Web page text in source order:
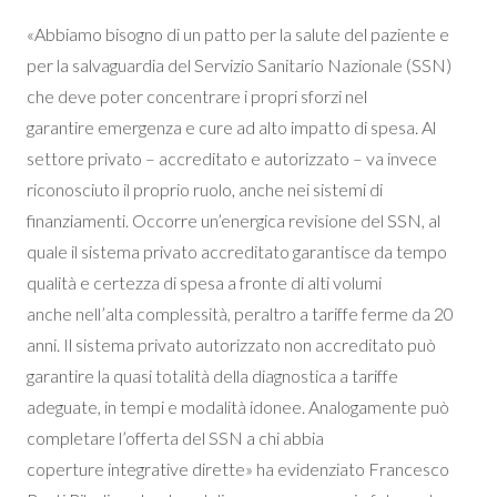
«Abbiamo bisogno di un patto per la salute del paziente e
per la salvaguardia del Servizio Sanitario Nazionale (SSN)
che deve poter concentrare i propri sforzi nel
garantire emergenza e cure ad alto impatto di spesa. Al
settore privato – accreditato e autorizzato – va invece
riconosciuto il proprio ruolo, anche nei sistemi di
finanziamenti. Occorre un’energica revisione del SSN, al
quale il sistema privato accreditato garantisce da tempo
qualità e certezza di spesa a fronte di alti volumi
anche nell’alta complessità, peraltro a tariffe ferme da 20
anni. Il sistema privato autorizzato non accreditato può
garantire la quasi totalità della diagnostica a tariffe
adeguate, in tempi e modalità idonee. Analogamente può
completare l’offerta del SSN a chi abbia
coperture integrative dirette» ha evidenziato Francesco